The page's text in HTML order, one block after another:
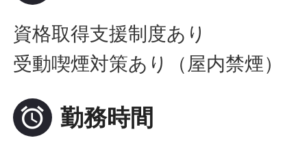
資格取得支援制度あり
受動喫煙対策あり（屋内禁煙）
 勤務時間